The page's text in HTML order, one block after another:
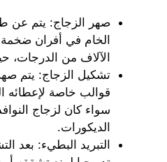
صهر الزجاج: يتم عن
الخام في أفران
الآلاف من الدرجات،
تشكيل الزجاج: يتم
قوالب خاصة لإعطائه
سواء كان لزجاج
الديكورات.
التبريد البطيء: بعد